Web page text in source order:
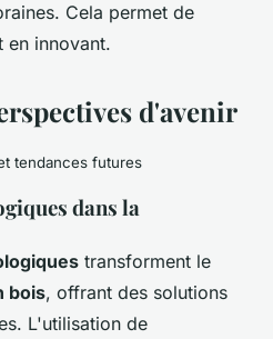
Cela permet de
en innovant.
d'avenir
tendances futures
dans la
transforment le
bois, offrant des solutions
L'utilisation de